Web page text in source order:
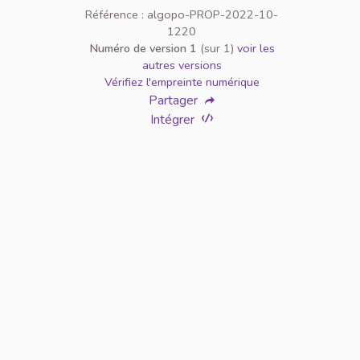
Référence : algopo-PROP-2022-10-
1220
Numéro de version 1 (sur 1) voir les
autres versions
Vérifiez l'empreinte numérique
Partager
Intégrer